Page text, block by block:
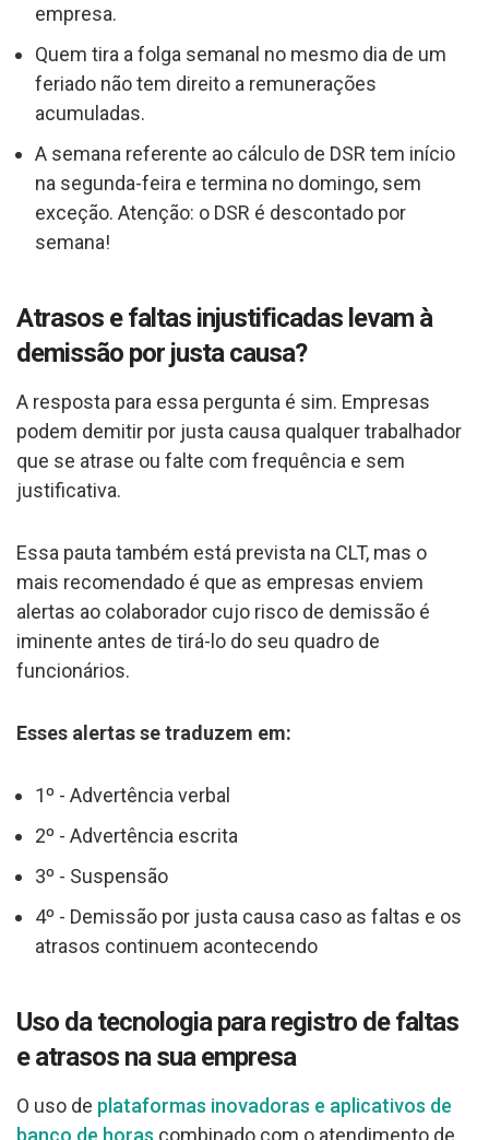
empresa.
Quem tira a folga semanal no mesmo dia de um
feriado não tem direito a remunerações
acumuladas.
A semana referente ao cálculo de DSR tem início
na segunda-feira e termina no domingo, sem
exceção. Atenção: o DSR é descontado por
semana!
Atrasos e faltas injustificadas levam à
demissão por justa causa?
A resposta para essa pergunta é sim. Empresas
podem demitir por justa causa qualquer trabalhador
que se atrase ou falte com frequência e sem
justificativa.
Essa pauta também está prevista na CLT, mas o
mais recomendado é que as empresas enviem
alertas ao colaborador cujo risco de demissão é
iminente antes de tirá-lo do seu quadro de
funcionários.
Esses alertas se traduzem em:
1º - Advertência verbal
2º - Advertência escrita
3º - Suspensão
4º - Demissão por justa causa caso as faltas e os
atrasos continuem acontecendo
Uso da tecnologia para registro de faltas
e atrasos na sua empresa
O uso de plataformas inovadoras e aplicativos de
banco de horas combinado com o atendimento de